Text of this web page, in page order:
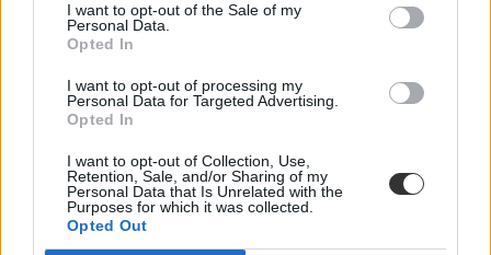
I want to opt-out of the Sale of my
Personal Data.
Opted In
I want to opt-out of processing my
Personal Data for Targeted Advertising.
Opted In
I want to opt-out of Collection, Use,
Retention, Sale, and/or Sharing of my
Personal Data that Is Unrelated with the
Purposes for which it was collected.
Opted Out